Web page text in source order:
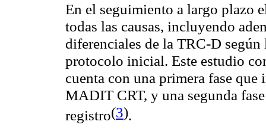
En el seguimiento a largo plazo
todas las causas, incluyendo
diferenciales de la TRC-D
protocolo inicial. Este estudio
cuenta con una primera fase
MADIT CRT, y una segunda
registro(3).